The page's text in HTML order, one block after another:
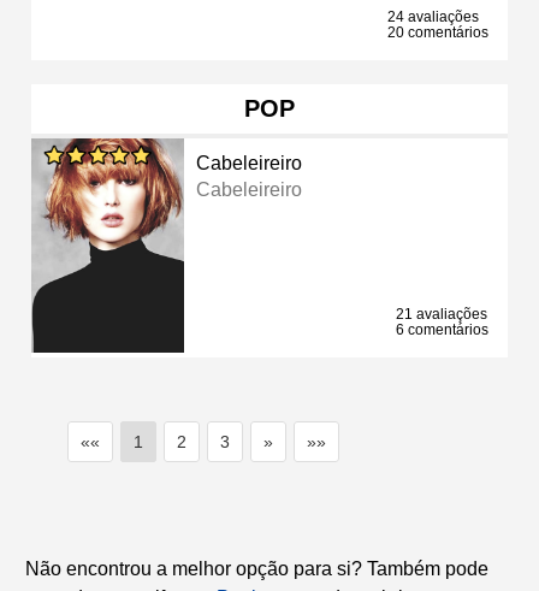
24 avaliações
20 comentários
POP
Cabeleireiro
Cabeleireiro
21 avaliações
6 comentários
«« 1 2 3 » »»
Não encontrou a melhor opção para si? Também pode